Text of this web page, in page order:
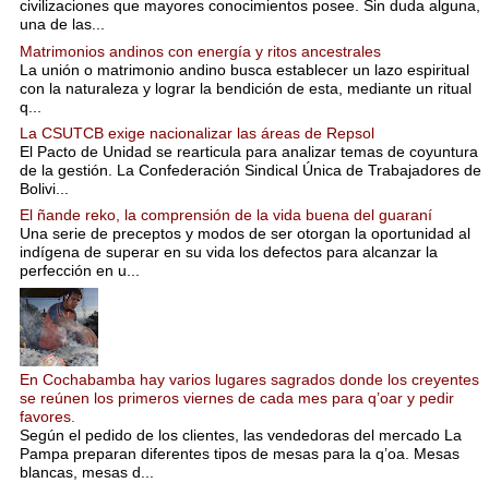
civilizaciones que mayores conocimientos posee. Sin duda alguna,
una de las...
Matrimonios andinos con energía y ritos ancestrales
La unión o matrimonio andino busca establecer un lazo espiritual
con la naturaleza y lograr la bendición de esta, mediante un ritual
q...
La CSUTCB exige nacionalizar las áreas de Repsol
El Pacto de Unidad se rearticula para analizar temas de coyuntura
de la gestión. La Confederación Sindical Única de Trabajadores de
Bolivi...
El ñande reko, la comprensión de la vida buena del guaraní
Una serie de preceptos y modos de ser otorgan la oportunidad al
indígena de superar en su vida los defectos para alcanzar la
perfección en u...
En Cochabamba hay varios lugares sagrados donde los creyentes
se reúnen los primeros viernes de cada mes para q’oar y pedir
favores.
Según el pedido de los clientes, las vendedoras del mercado La
Pampa preparan diferentes tipos de mesas para la q’oa. Mesas
blancas, mesas d...